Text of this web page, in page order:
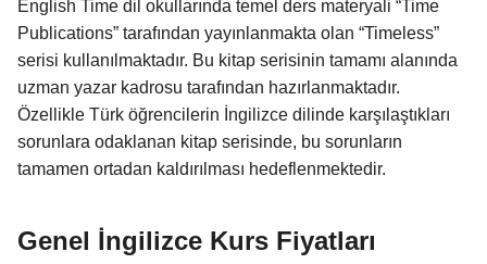
English Time dil okullarında temel ders materyali “Time
Publications” tarafından yayınlanmakta olan “Timeless”
serisi kullanılmaktadır. Bu kitap serisinin tamamı alanında
uzman yazar kadrosu tarafından hazırlanmaktadır.
Özellikle Türk öğrencilerin İngilizce dilinde karşılaştıkları
sorunlara odaklanan kitap serisinde, bu sorunların
tamamen ortadan kaldırılması hedeflenmektedir.
Genel İngilizce Kurs Fiyatları